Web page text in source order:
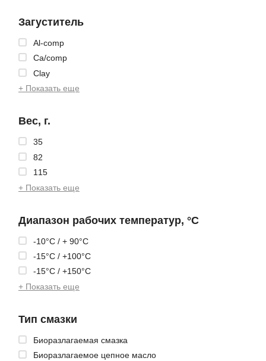
Загуститель
Al-comp
Ca/comp
Clay
+ Показать еще
Вес, г.
35
82
115
+ Показать еще
Диапазон рабочих температур, °С
-10°C / + 90°C
-15°C / +100°C
-15°C / +150°C
+ Показать еще
Тип смазки
Биоразлагаемая смазка
Биоразлагаемое цепное масло